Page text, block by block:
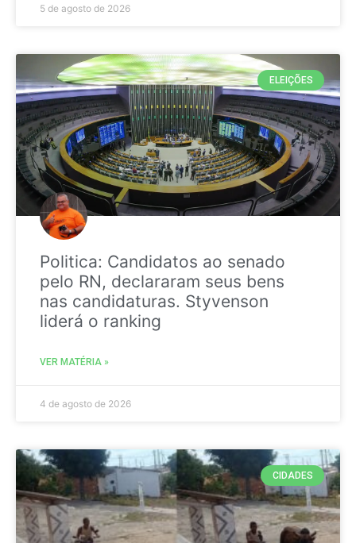
5 de agosto de 2026
ELEIÇÕES
Politica: Candidatos ao senado
pelo RN, declararam seus bens
nas candidaturas. Styvenson
liderá o ranking
VER MATÉRIA »
4 de agosto de 2026
CIDADES